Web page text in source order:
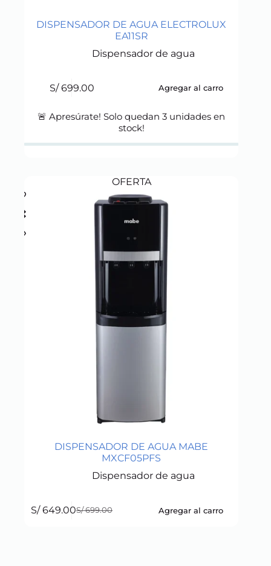
DISPENSADOR DE AGUA ELECTROLUX
EA11SR
Dispensador de agua
S/699.00 Agregar al carro
🚨 Apresúrate! Solo quedan3 unidades en
stock!
OFERTA
DISPENSADOR DE AGUA MABE
MXCF05PFS
Dispensador de agua
S/699.00
Original
S/649.00Current
Agregar al carro